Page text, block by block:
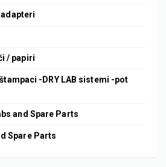
adapteri
/ papiri
-DRY LAB sistemi -pot
and Spare Parts
Spare Parts